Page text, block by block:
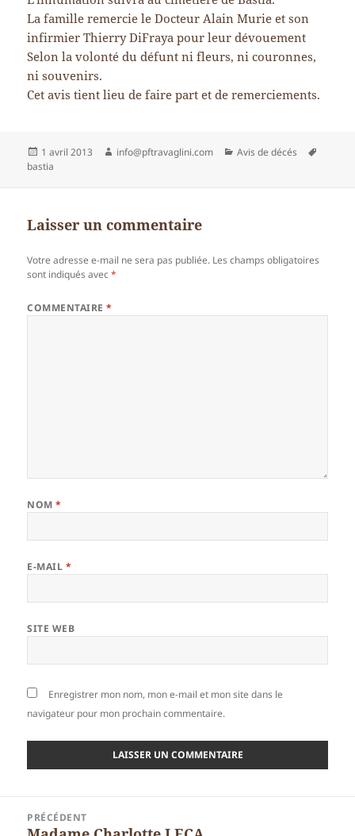
La famille remercie le Docteur Alain Murie et son
infirmier Thierry DiFraya pour leur dévouement
Selon la volonté du défunt ni fleurs, ni couronnes,
ni souvenirs.
Cet avis tient lieu de faire part et de remerciements.
Publié
le
1 avril 2013 Auteur
info@pftravaglini.com Catégories
Avis de décés
bastia
Laisser un commentaire
Votre adresse e-mail ne sera pas publiée. Les champs obligatoires
sont indiqués avec*
COMMENTAIRE*
NOM*
E-MAIL *
SITE WEB
Enregistrer mon nom, mon e-mail et mon site dans le
navigateur pour mon prochain commentaire.
PRÉCÉDENT